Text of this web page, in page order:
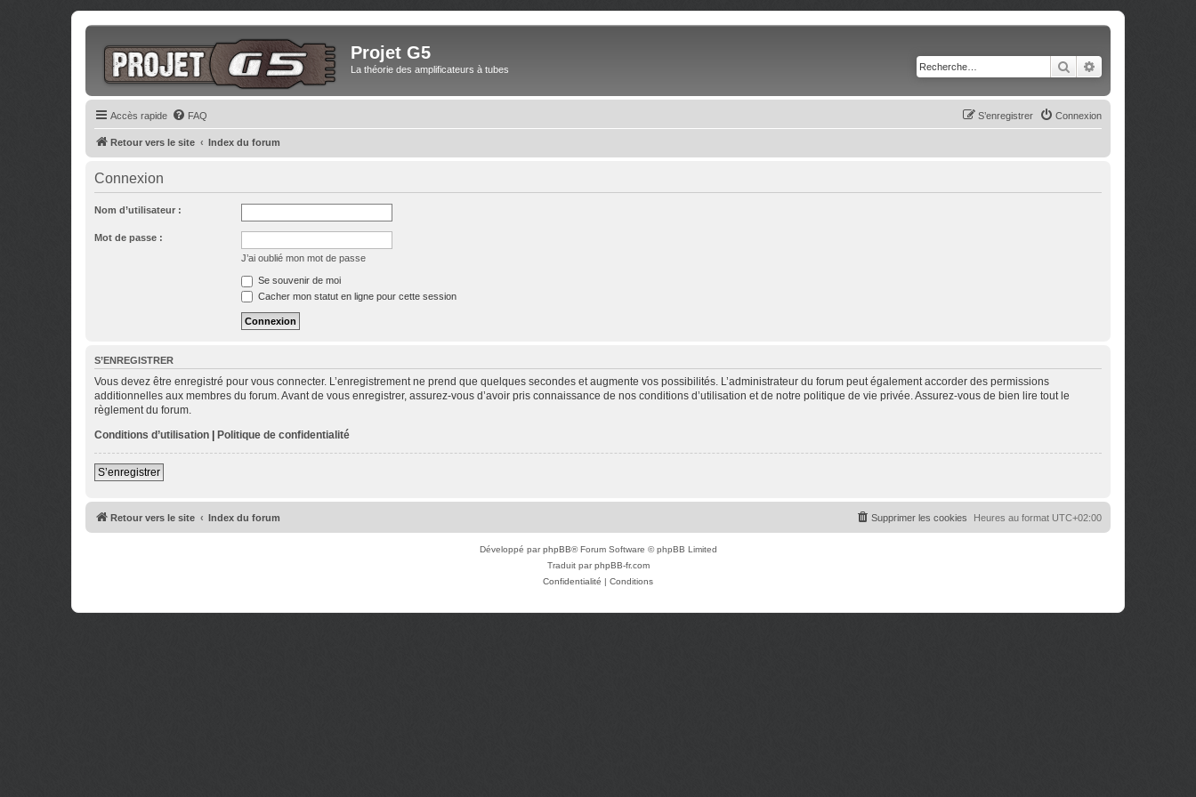
Projet G5
La théorie des amplificateurs à tubes Rechercher
Accès rapide FAQ Connexion
S’enregistrer
Retour vers le site Index du forum
Connexion
Nom d’utilisateur :
Mot de passe :
J’ai oublié mon mot de passe
Se souvenir de moi
Cacher mon statut en ligne pour cette session
S’ENREGISTRER
Vous devez être enregistré pour vous connecter. L’enregistrement ne prend que quelques secondes et augmente vos possibilités. L’administrateur du forum peut également accorder des permissions
additionnelles aux membres du forum. Avant de vous enregistrer, assurez-vous d’avoir pris connaissance de nos conditions d’utilisation et de notre politique de vie privée. Assurez-vous de bien lire tout le
règlement du forum.
Conditions d’utilisation | Politique de confidentialité
S’enregistrer
Retour vers le site Index du forum Heures au format UTC+02:00
Supprimer les cookies
Développé parphpBB® Forum Software © phpBB Limited
Traduit parphpBB-fr.com
Confidentialité | Conditions